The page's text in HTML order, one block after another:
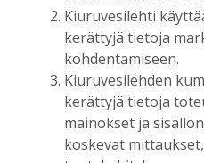
Tilaajille
Aku Laatikainen
OP Kaskimaan
korkotason
tulokseen
Tilaajille
Toimitus
Kiuruvesilehti
kerättyjä tietoja
kohdentamiseen.
Kiuruvesilehden
kerättyjä tietoja
mainokset ja
koskevat